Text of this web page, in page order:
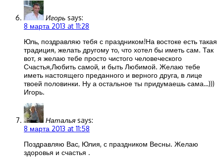
Игорь says:
8 марта 2013 at 11:28
Юль, поздравляю тебя с праздником!На востоке есть такая
традиция, желать другому то, что хотел бы иметь сам. Так
вот, я желаю тебе просто чистого человеческого
Счастья,Любить самой, и быть Любимой. Желаю тебе
иметь настоящего преданного и верного друга, в лице
твоей половинки. Ну а остальное ты придумаешь сама…)))
Игорь.
Наталья says:
8 марта 2013 at 11:58
Поздравляю Вас, Юлия, с праздником Весны. Желаю
здоровья и счастья .